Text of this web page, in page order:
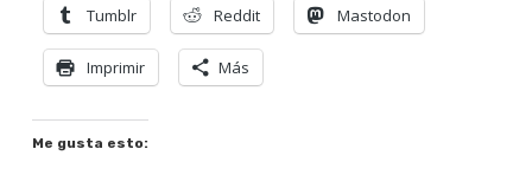
Tumblr Reddit Mastodon
Imprimir Más
Me gusta esto: